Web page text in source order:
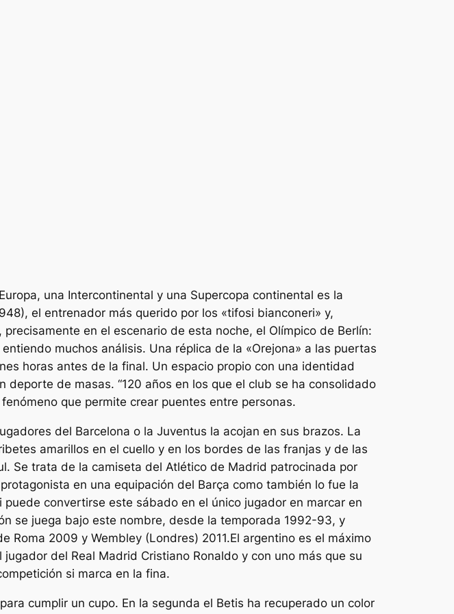
una Intercontinental y una Supercopa continental es la
el entrenador más querido por los «tifosi bianconeri» y,
en el escenario de esta noche, el Olímpico de Berlín:
muchos análisis. Una réplica de la «Orejona» a las puertas
horas antes de la final. Un espacio propio con una identidad
de masas. “120 años en los que el club se ha consolidado
que permite crear puentes entre personas.
del Barcelona o la Juventus la acojan en sus brazos. La
amarillos en el cuello y en los bordes de las franjas y de las
Se trata de la camiseta del Atlético de Madrid patrocinada por
en una equipación del Barça como también lo fue la
convertirse este sábado en el único jugador en marcar en
se juega bajo este nombre, desde la temporada 1992-93, y
2009 y Wembley (Londres) 2011.El argentino es el máximo
del Real Madrid Cristiano Ronaldo y con uno más que su
si marca en la fina.
cumplir un cupo. En la segunda el Betis ha recuperado un color